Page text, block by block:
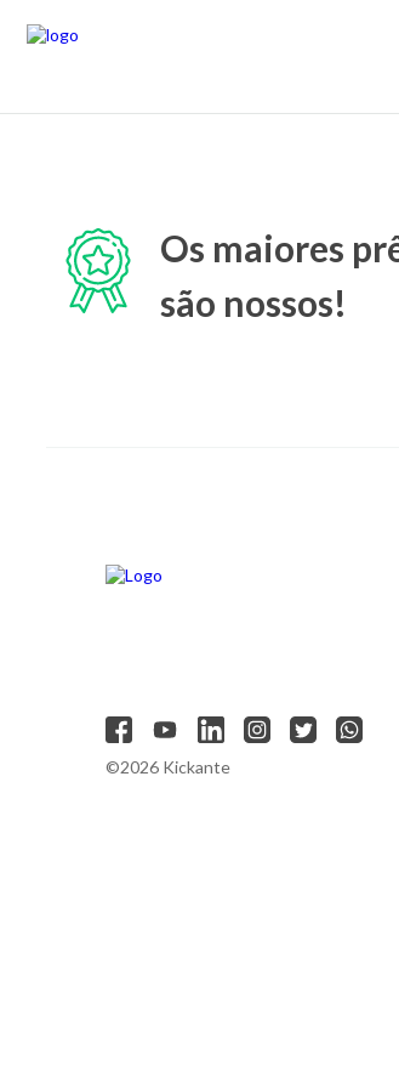
Os maiores
são nossos!
©2026 Kickante